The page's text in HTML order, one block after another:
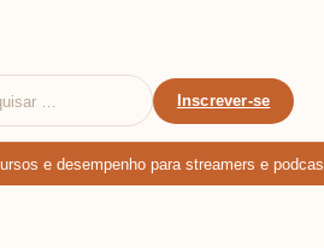
Inscrever-se
e desempenho para streamers e podcasters